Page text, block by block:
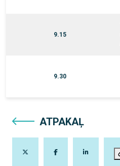
9.15
9.30
ATPAKAĻ